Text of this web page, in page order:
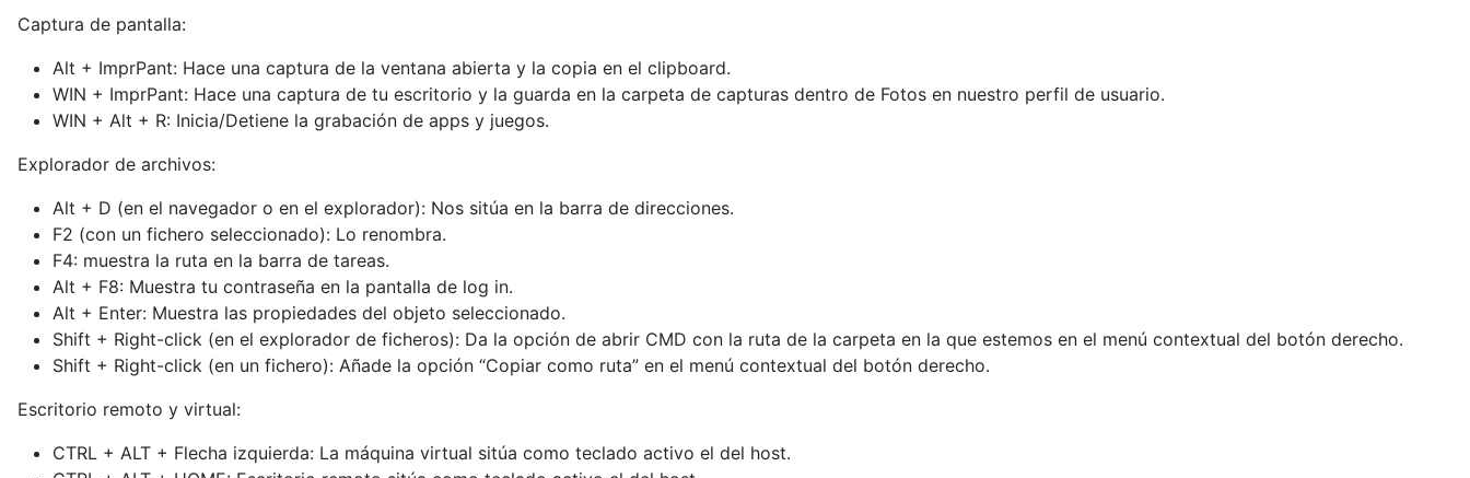
Captura de pantalla:
Alt + ImprPant: Hace una captura de la ventana abierta y la copia en el clipboard.
WIN + ImprPant: Hace una captura de tu escritorio y la guarda en la carpeta de capturas dentro de Fotos en nuestro perfil de usuario.
WIN + Alt + R: Inicia/Detiene la grabación de apps y juegos.
Explorador de archivos:
Alt + D (en el navegador o en el explorador): Nos sitúa en la barra de direcciones.
F2 (con un fichero seleccionado): Lo renombra.
F4: muestra la ruta en la barra de tareas.
Alt + F8: Muestra tu contraseña en la pantalla de log in.
Alt + Enter: Muestra las propiedades del objeto seleccionado.
Shift + Right-click (en el explorador de ficheros): Da la opción de abrir CMD con la ruta de la carpeta en la que estemos en el menú contextual del botón derecho.
Shift + Right-click (en un fichero): Añade la opción “Copiar como ruta” en el menú contextual del botón derecho.
Escritorio remoto y virtual:
CTRL + ALT + Flecha izquierda: La máquina virtual sitúa como teclado activo el del host.